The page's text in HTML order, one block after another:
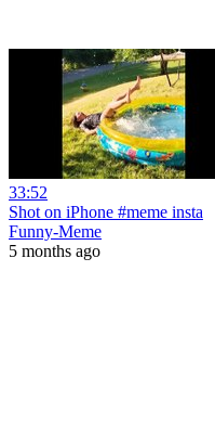
33:52
Shot on iPhone #meme insta
Funny-Meme
5 months ago